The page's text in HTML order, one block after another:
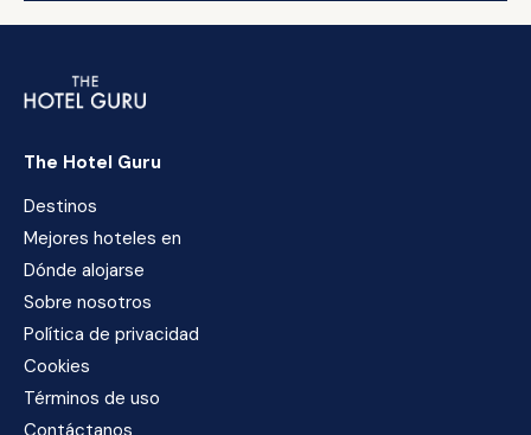
The Hotel Guru
Destinos
Mejores hoteles en
Dónde alojarse
Sobre nosotros
Política de privacidad
Cookies
Términos de uso
Contáctanos